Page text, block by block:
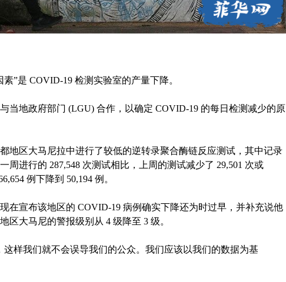
”是 COVID-19 检测实验室的产量下降。
当地政府部门 (LGU) 合作，以确定 COVID-19 的每日检测减少的原
地区大马尼拉中进行了较低的逆转录聚合酶链反应测试，其中记录
周进行的 287,548 次测试相比，上周的测试减少了 29,501 次或
例下降到 50,194 例。
在宣布该地区的 COVID-19 病例确实下降还为时过早，并补充说他
区大马尼的警报级别从 4 级降至 3 级。
这样我们就不会误导我们的公众。我们应该以我们的数据为基